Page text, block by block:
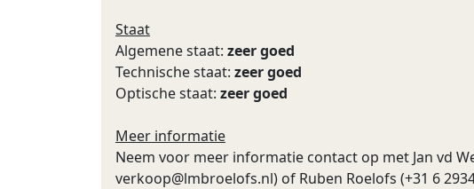
Staat
Algemene staat: zeer goed
Technische staat: zeer goed
Optische staat: zeer goed
Meer informatie
Neem voor meer informatie contact op met Jan vd
verkoop@lmbroelofs.nl) of Ruben Roelofs (+31 6